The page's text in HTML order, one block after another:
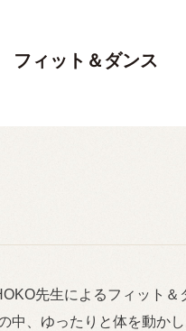
フィット＆ダンス
先生によるフィット＆
中、ゆったりと体を動か